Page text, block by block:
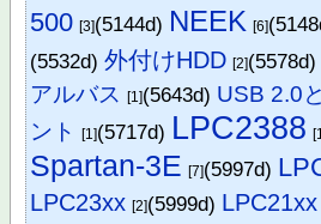
500 [3](5144d) NEEK [6]
(5532d)外付けHDD [2]
アルバス [1](5643d) USB 2.0
ント
[1](5717d) LPC2388
Spartan-3E [7](5997d)
LPC23xx [2](5999d) LPC21xx